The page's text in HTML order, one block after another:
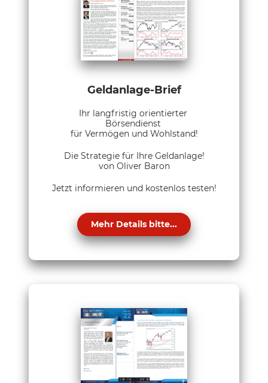
Geldanlage-Brief
Ihr langfristig orientierter
Börsendienst
für Vermögen und Wohlstand!
Die Strategie für Ihre Geldanlage!
von Oliver Baron
Jetzt informieren und kostenlos testen!
Mehr Details bitte...